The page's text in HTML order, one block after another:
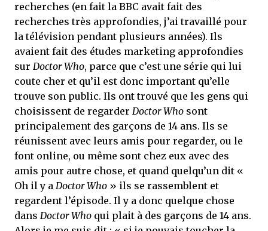
recherches (en fait la BBC avait fait des
recherches très approfondies, j’ai travaillé pour
la télévision pendant plusieurs années). Ils
avaient fait des études marketing approfondies
sur Doctor Who, parce que c’est une série qui lui
coute cher et qu’il est donc important qu’elle
trouve son public. Ils ont trouvé que les gens qui
choisissent de regarder Doctor Who sont
principalement des garçons de 14 ans. Ils se
réunissent avec leurs amis pour regarder, ou le
font online, ou même sont chez eux avec des
amis pour autre chose, et quand quelqu’un dit «
Oh il y a Doctor Who » ils se rassemblent et
regardent l’épisode. Il y a donc quelque chose
dans Doctor Who qui plait à des garçons de 14 ans.